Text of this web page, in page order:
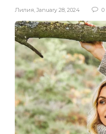
Лилия, January 28, 2024 0